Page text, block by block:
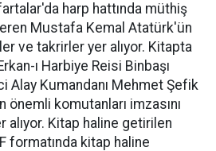
harp hattında müthiş
Mustafa Kemal Atatürk'ün
ve takrirler yer alıyor. Kitapta
ı Harbiye Reisi Binbaşı
Alay Kumandanı Mehmet Şefik
önemli komutanları imzasını
alıyor. Kitap haline getirilen
formatında kitap haline